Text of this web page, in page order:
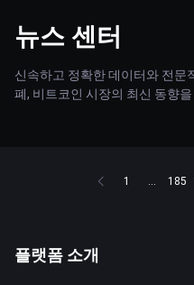
뉴스 센터
신속하고 정확한 데이터와 전문
폐, 비트코인 시장의 최신 동향
1 ... 185
플랫폼 소개